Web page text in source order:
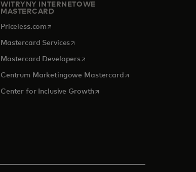
WITRYNY INTERNETOWE
MASTERCARD
Priceless.com opens in a new tab
Mastercard Servicesopens in a new tab
Mastercard Developersopens in a new tab
Centrum Marketingowe Mastercardopens in a new tab
Center for Inclusive Growthopens in a new tab